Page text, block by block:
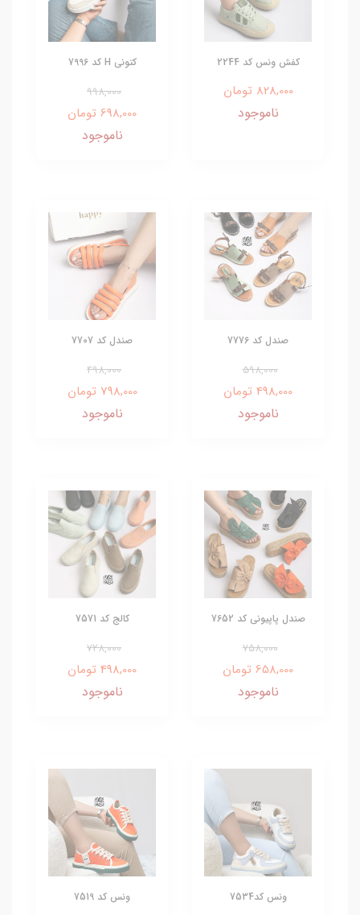
کفش ونس کد 2244
828,000 تومان
ناموجود
کتونی H کد 7996
998,000
698,000 تومان
ناموجود
صندل کد 7776
598,000
498,000 تومان
ناموجود
صندل کد 7707
498,000
798,000 تومان
ناموجود
صندل پاپیونی کد 7652
758,000
658,000 تومان
ناموجود
کالج کد 7571
728,000
498,000 تومان
ناموجود
ونس کد7534 ونس کد 7519